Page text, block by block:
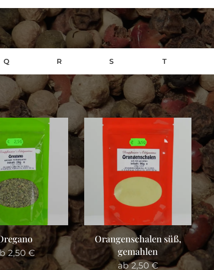
Q R S T
2,50€
Orangenschalen süß,
gemahlen
ab2,50€